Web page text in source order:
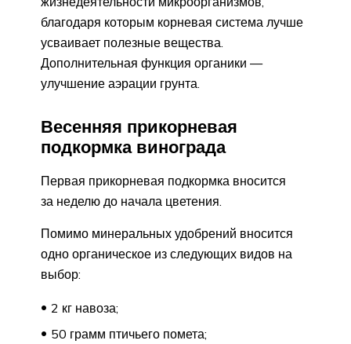
благодаря которым корневая система лучше
усваивает полезные вещества.
Дополнительная функция органики —
улучшение аэрации грунта.
Весенняя прикорневая
подкормка винограда
Первая прикорневая подкормка вносится
за неделю до начала цветения.
Помимо минеральных удобрений вносится
одно органическое из следующих видов на
выбор:
2 кг навоза;
50 грамм птичьего помета;